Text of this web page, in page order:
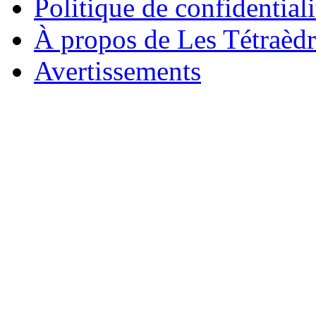
Politique de
À propos de Les
Avertissements